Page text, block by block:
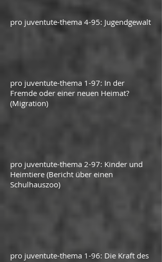
pro juventute-thema 4-95: Jugendgewalt
pro juventute-thema 1-97: In der
Fremde oder einer neuen Heimat?
(Migration)
pro juventute-thema 2-97: Kinder und
Heimtiere (Bericht über einen
Schulhauszoo)
pro juventute-thema 1-96: Die Kraft des